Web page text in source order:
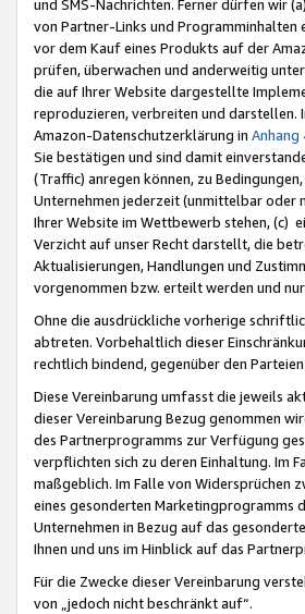
und SMS-Nachrichten. Ferner dürfen wir
von Partner-Links und Programminhalten
vor dem Kauf eines Produkts auf der
prüfen, überwachen und anderweitig
die auf Ihrer Website dargestellte
reproduzieren, verbreiten und darstellen.
Amazon-Datenschutzerklärung in Anhang
Sie bestätigen und sind damit
(Traffic) anregen können, zu
Unternehmen jederzeit (unmittelbar oder
Ihrer Website im Wettbewerb stehen, (c)
Verzicht auf unser Recht darstellt, die
Aktualisierungen, Handlungen und
vorgenommen bzw. erteilt werden und
Ohne die ausdrückliche vorherige
abtreten. Vorbehaltlich dieser
rechtlich bindend, gegenüber den
Diese Vereinbarung umfasst die jeweils
dieser Vereinbarung Bezug genommen
des Partnerprogramms zur Verfügung
verpflichten sich zu deren Einhaltung. Im
maßgeblich. Im Falle von Widersprüchen
eines gesonderten Marketingprogramms
Unternehmen in Bezug auf das
Ihnen und uns im Hinblick auf das
Für die Zwecke dieser Vereinbarung
von „jedoch nicht beschränkt auf“.